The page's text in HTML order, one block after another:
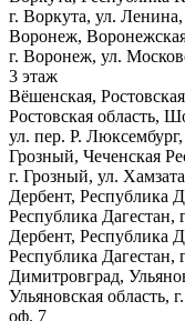
г. Воркута, ул.
Воронеж,
г. Воронеж, ул.
3 этаж
Вёшенская,
Ростовская область,
ул. пер. Р.
Грозный, Чеченская
г. Грозный, ул.
Дербент, Республика
Республика Дагестан,
Дербент, Республика
Республика Дагестан,
Димитровград,
Ульяновская область,
оф. 7